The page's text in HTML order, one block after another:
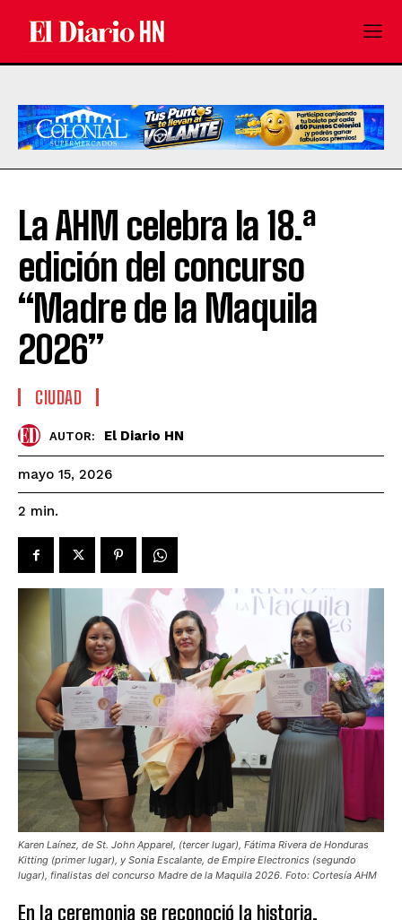
La AHM celebra la 18.ª
edición del concurso
“Madre de la Maquila
2026”
CIUDAD
AUTOR: El Diario HN
mayo 15, 2026
2 min.
Karen Laínez, de St. John Apparel, (tercer lugar), Fátima Rivera de Honduras
Kitting (primer lugar), y Sonia Escalante, de Empire Electronics (segundo
lugar), finalistas del concurso Madre de la Maquila 2026. Foto: Cortesía AHM
En la ceremonia se reconoció la historia,